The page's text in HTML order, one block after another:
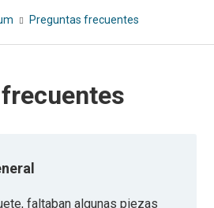
Preguntas frecuentes
faltaban algunas piezas